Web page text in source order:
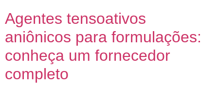
Agentes tensoativos
aniônicos para formulações:
conheça um fornecedor
completo